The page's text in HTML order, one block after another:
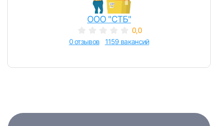
или любым удобным способом
Войти с VK ID
ООО "СТБ"
0,0
0 отзывов 1159 вакансий